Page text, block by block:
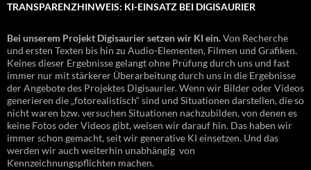
TRANSPARENZHINWEIS: KI-EINSATZ BEI DIGISAURIER
Bei unserem Projekt Digisaurier setzen wir KI ein.Von Recherche
und ersten Texten bis hin zu Audio-Elementen, Filmen und Grafiken.
Keines dieser Ergebnisse gelangt ohne Prüfung durch uns und fast
immer nur mit stärkerer Überarbeitung durch uns in die Ergebnisse
der Angebote des Projektes Digisaurier. Wenn wir Bilder oder Videos
generieren die „fotorealistisch“ sind und Situationen darstellen, die so
nicht waren bzw. versuchen Situationen nachzubilden, von denen es
keine Fotos oder Videos gibt, weisen wir darauf hin. Das haben wir
immer schon gemacht, seit wir generative KI einsetzen. Und das
werden wir auch weiterhin unabhängig von
Kennzeichnungspflichten machen.